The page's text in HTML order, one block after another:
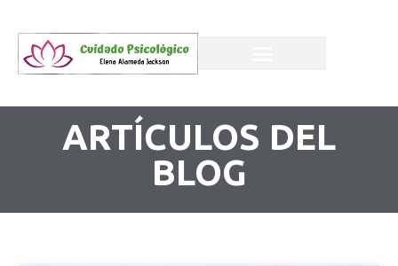
ARTÍCULOS DEL
BLOG